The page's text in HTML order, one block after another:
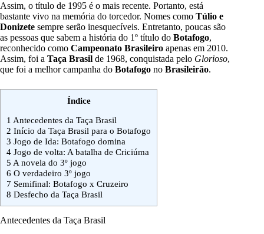
Assim, o título de 1995 é o mais recente. Portanto, está
bastante vivo na memória do torcedor. Nomes como Túlio e
Donizete sempre serão inesquecíveis. Entretanto, poucas são
as pessoas que sabem a história do 1º título do Botafogo,
reconhecido como Campeonato Brasileiro apenas em 2010.
Assim, foi a Taça Brasil de 1968, conquistada pelo Glorioso,
que foi a melhor campanha do Botafogo no Brasileirão.
Índice
1 Antecedentes da Taça Brasil
2 Início da Taça Brasil para o Botafogo
3 Jogo de Ida: Botafogo domina
4 Jogo de volta: A batalha de Criciúma
5 A novela do 3º jogo
6 O verdadeiro 3º jogo
7 Semifinal: Botafogo x Cruzeiro
8 Desfecho da Taça Brasil
Antecedentes da Taça Brasil